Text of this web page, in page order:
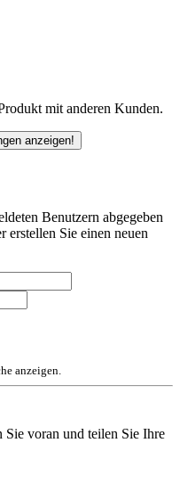
mit anderen Kunden.
anzeigen!
Benutzern abgegeben
erstellen Sie einen neuen
anzeigen.
voran und teilen Sie Ihre